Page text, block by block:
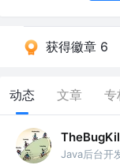
获得徽章 6
动态 文章 专